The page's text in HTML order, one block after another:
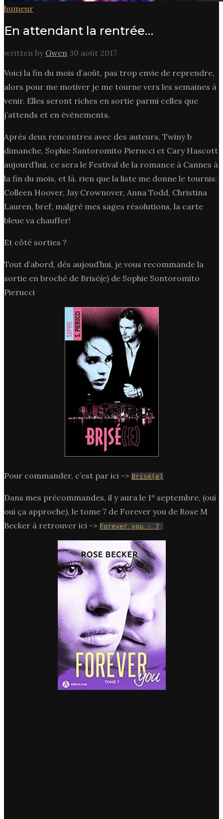
humeur
En attendant la rentrée…
written by Gwen 30 août 2017
Voici la fin du mois d’août, pas trop envie de reprendre,
alors pour me motiver je me tourne vers les semaines à
venir. Elles seront riches en sortie parmi celles que
j’attends et en événements.
Après deux rencontres avec des auteurs, Twiny b
dimanche, Sophie Santoromito Pierucci et Cary Hascott
aujourd’hui, ce sera le Festival de la romance à Cannes à
la fin du mois, et là, rien que la liste me donne le tournis:
Colleen Hoover, Jay Crownover, Anna Todd, Christina
Lauren, bref, malgré mes sages résolutions, la carte
bleue va chauffer!
Et côté sorties ?
Tout d’abord, dès aujoud’hui, je vous recommande la
sortie en broché de Brisé(e) de Sophie Sontoromito
Pierucci
Pour commander, c’est par ici -> Brisé(e)
Dans mes précommandes, il y aura le 1° septembre, (oui
oui ça approche), le tome 7 de Forever you de Rose M
Becker à retrouver ici -> Forever you - 7